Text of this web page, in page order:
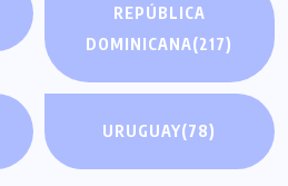
REPÚBLICA
DOMINICANA(217)
URUGUAY(78)